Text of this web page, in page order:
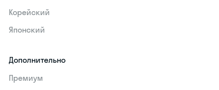
Корейский
Японский
Дополнительно
Премиум